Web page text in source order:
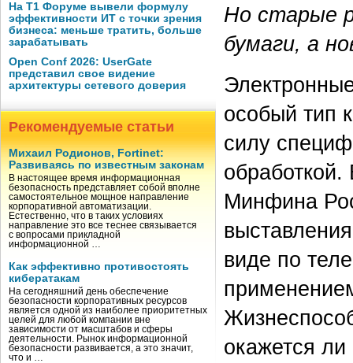
На Т1 Форуме вывели формулу
эффективности ИТ с точки зрения
бизнеса: меньше тратить, больше
зарабатывать
Open Conf 2026: UserGate
представил свое видение
архитектуры сетевого доверия
Рекомендуемые статьи
Михаил Родионов, Fortinet:
Развиваясь по известным законам
В настоящее время информационная
безопасность представляет собой вполне
самостоятельное мощное направление
корпоративной автоматизации.
Естественно, что в таких условиях
направление это все теснее связывается
с вопросами прикладной
информационной …
Как эффективно противостоять
кибератакам
На сегодняшний день обеспечение
безопасности корпоративных ресурсов
является одной из наиболее приоритетных
целей для любой компании вне
зависимости от масштабов и сферы
деятельности. Рынок информационной
безопасности развивается, а это значит,
что и …
Но старые
бумаги, а
особый тип
силу
Минфина
виде по
окажется